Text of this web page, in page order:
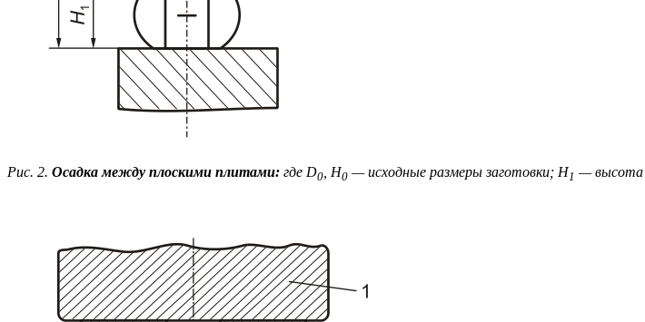
Рис. 2. Осадка между плоскими плитами: где D0, Н0 — исходные размеры заготовки; Н1 — высота